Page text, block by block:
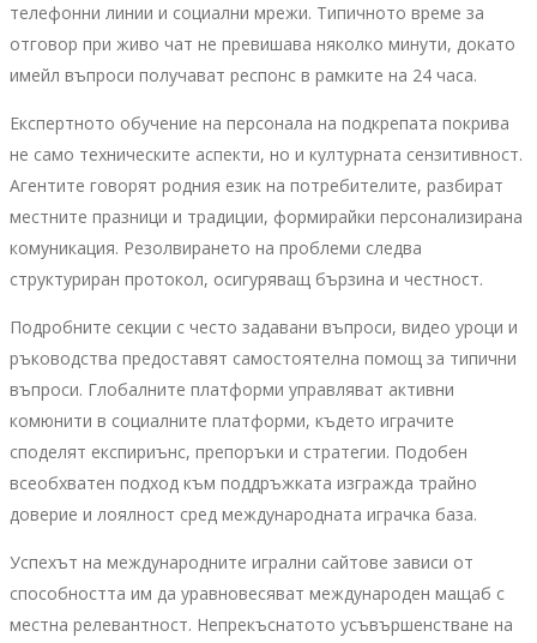
телефонни линии и социални мрежи. Типичното време за
отговор при живо чат не превишава няколко минути, докато
имейл въпроси получават респонс в рамките на 24 часа.
Експертното обучение на персонала на подкрепата покрива
не само техническите аспекти, но и културната сензитивност.
Агентите говорят родния език на потребителите, разбират
местните празници и традиции, формирайки персонализирана
комуникация. Резолвирането на проблеми следва
структуриран протокол, осигуряващ бързина и честност.
Подробните секции с често задавани въпроси, видео уроци и
ръководства предоставят самостоятелна помощ за типични
въпроси. Глобалните платформи управляват активни
комюнити в социалните платформи, където играчите
споделят експириънс, препоръки и стратегии. Подобен
всеобхватен подход към поддръжката изгражда трайно
доверие и лоялност сред международната играчка база.
Успехът на международните игрални сайтове зависи от
способността им да уравновесяват международен мащаб с
местна релевантност. Непрекъснатото усъвършенстване на